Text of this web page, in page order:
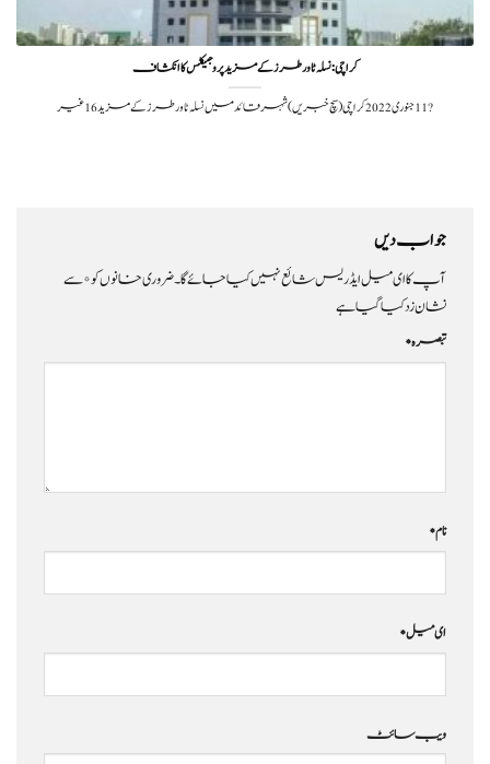
کراچی: نسلہ ٹاور طرز کے مزید پروجیکٹس کا انکشاف
?️ 11 جنوری 2022کراچی(سچ خبریں) شہر قائد میں نسلہ ٹاور طرز کے مزید 16 غیر
جواب دیں
آپ کا ای میل ایڈریس شائع نہیں کیا جائے گا۔ضروری خانوں کو*سے
نشان زد کیا گیا ہے
تبصرہ*
نام*
ای میل*
ویب‌ سائٹ